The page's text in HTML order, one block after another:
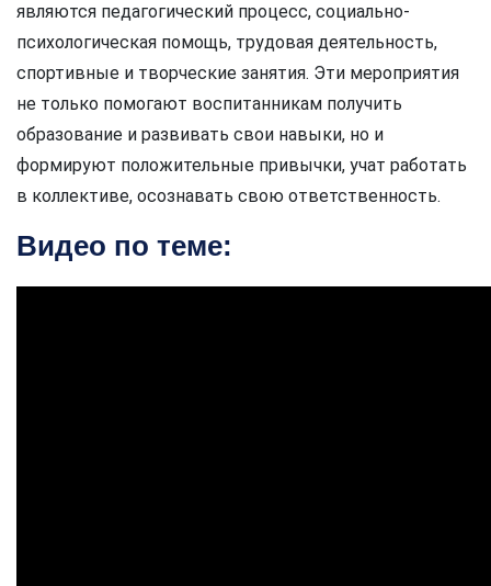
являются педагогический процесс, социально-
психологическая помощь, трудовая деятельность,
спортивные и творческие занятия. Эти мероприятия
не только помогают воспитанникам получить
образование и развивать свои навыки, но и
формируют положительные привычки, учат работать
в коллективе, осознавать свою ответственность.
Видео по теме: